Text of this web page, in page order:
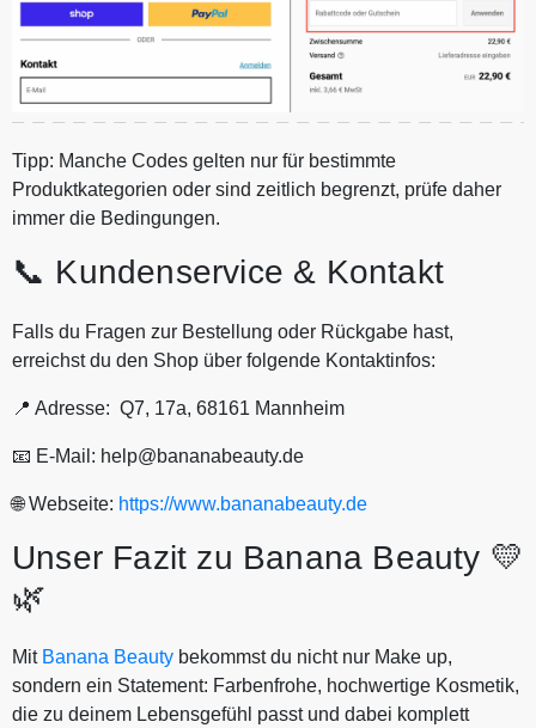
Tipp: Manche Codes gelten nur für bestimmte
Produktkategorien oder sind zeitlich begrenzt, prüfe daher
immer die Bedingungen.
📞 Kundenservice & Kontakt
Falls du Fragen zur Bestellung oder Rückgabe hast,
erreichst du den Shop über folgende Kontaktinfos:
📍 Adresse: Q7, 17a, 68161 Mannheim
📧 E-Mail: help@bananabeauty.de
🌐 Webseite: https://www.bananabeauty.de
Unser Fazit zu Banana Beauty 💛
🌿
Mit Banana Beauty bekommst du nicht nur Make up,
sondern ein Statement: Farbenfrohe, hochwertige Kosmetik,
die zu deinem Lebensgefühl passt und dabei komplett